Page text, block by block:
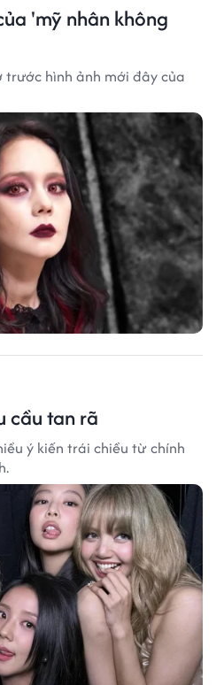
'mỹ nhân không
hình ảnh mới đây của
cầu tan rã
ý kiến trái chiều từ chính